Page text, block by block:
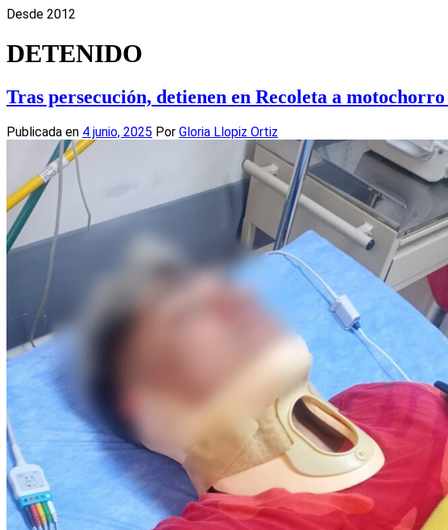
Desde 2012
DETENIDO
Tras persecución, detienen en Recoleta a
Publicada en 4 junio, 2025 Por Gloria Llopiz Ortiz